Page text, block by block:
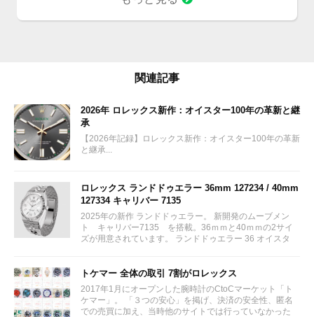
関連記事
2026年 ロレックス新作：オイスター100年の革新と継
承
【2026年記録】ロレックス新作：オイスター100年の革新
と継承...
ロレックス ランドドゥエラー 36mm 127234 / 40mm
127334 キャリバー 7135
2025年の新作 ランドドゥエラー。 新開発のムーブメン
ト キャリバー7135 を搭載。36ｍｍと40ｍｍの2サイ
ズが用意されています。 ランドドゥエラー 36 オイスタ
トケマー 全体の取引 7割がロレックス
2017年1月にオープンした腕時計のCtoCマーケット「ト
ケマー」。 「３つの安心」を掲げ、決済の安全性、匿名
での売買に加え、当時他のサイトでは行っていなかった